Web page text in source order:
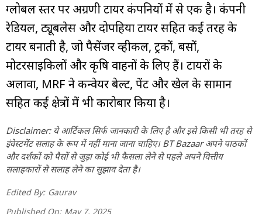
ग्लोबल स्तर पर अग्रणी टायर कंपनियों में से एक है। कंपनी
रेडियल, ट्यूबलेस और दोपहिया टायर सहित कई तरह के
टायर बनाती है, जो पैसेंजर व्हीकल, ट्रकों, बसों,
मोटरसाइकिलों और कृषि वाहनों के लिए हैं। टायरों के
अलावा, MRF ने कन्वेयर बेल्ट, पेंट और खेल के सामान
सहित कई क्षेत्रों में भी कारोबार किया है।
Disclaimer: ये आर्टिकल सिर्फ जानकारी के लिए है और इसे किसी भी तरह से
इंवेस्टमेंट सलाह के रूप में नहीं माना जाना चाहिए। BT Bazaar अपने पाठकों
और दर्शकों को पैसों से जुड़ा कोई भी फैसला लेने से पहले अपने वित्तीय
सलाहकारों से सलाह लेने का सुझाव देता है।
Edited By: Gaurav
Published On: May 7, 2025